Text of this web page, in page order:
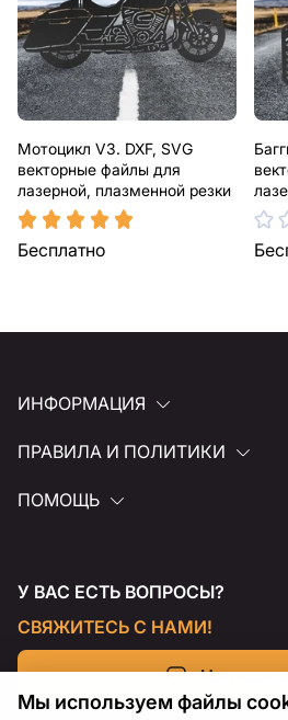
Мотоцикл V3. DXF, SVG
векторные файлы для
лазерной, плазменной резки
Бесплатно
ИНФОРМАЦИЯ
ПРАВИЛА И ПОЛИТИКИ
ПОМОЩЬ
У ВАС ЕСТЬ ВОПРОСЫ?
СВЯЖИТЕСЬ С НАМИ!
Мы используем файлы